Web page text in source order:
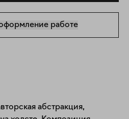
работе
абстракция,